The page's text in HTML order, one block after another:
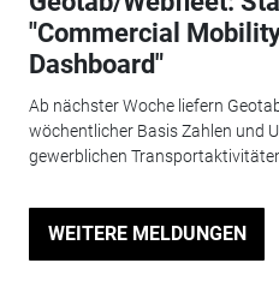
"Commercial
Dashboard"
Ab nächster Woche liefern
wöchentlicher Basis Zahlen und
gewerblichen Transportaktivitäten
WEITERE MELDUNGEN